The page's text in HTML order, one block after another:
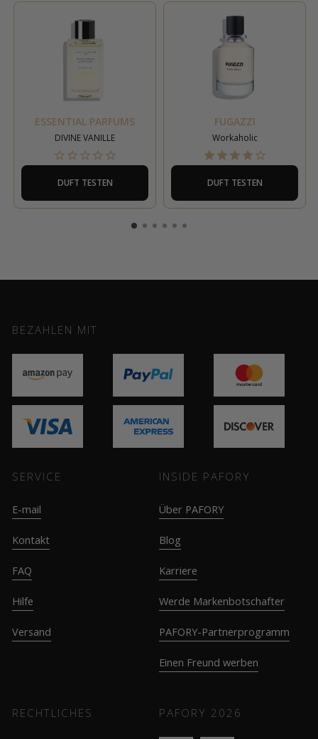
ESSENTIAL PARFUMS
DIVINE VANILLE
DUFT TESTEN
FUGAZZI
Workaholic
DUFT TESTEN
BEZAHLEN MIT
SERVICE
E-mail
Kontakt
FAQ
Hilfe
Versand
INSIDE PAFORY
Über PAFORY
Blog
Karriere
Werde Markenbotschafter
PAFORY-Partnerprogramm
Einen Freund werben
RECHTLICHES PAFORY 2026